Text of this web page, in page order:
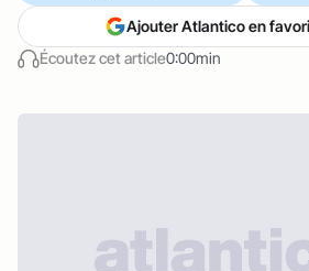
Écoutez cet article0:00min
Ajouter Atlantico en